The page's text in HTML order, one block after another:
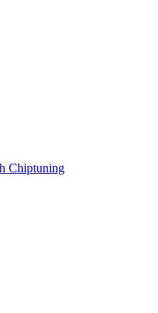
Chiptuning